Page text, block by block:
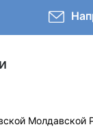
Молдавской